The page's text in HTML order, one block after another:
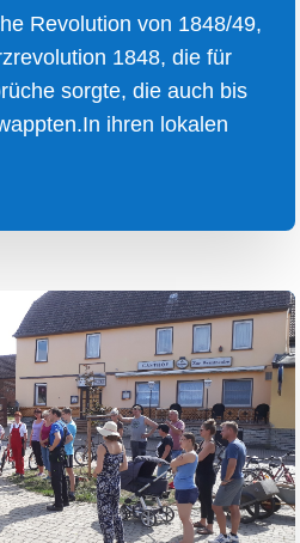
Revolution von 1848/49,
1848, die für
sorgte, die auch bis
ihren lokalen